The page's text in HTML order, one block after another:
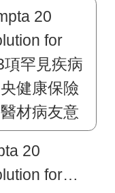
20
for